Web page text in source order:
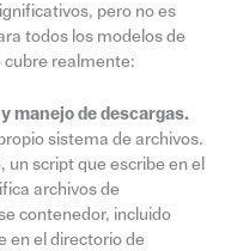
pero no es
todos los modelos de
cubre realmente:
manejo de descargas.
sistema de archivos.
un script que escribe en el
archivos de
contenedor, incluido
en el directorio de